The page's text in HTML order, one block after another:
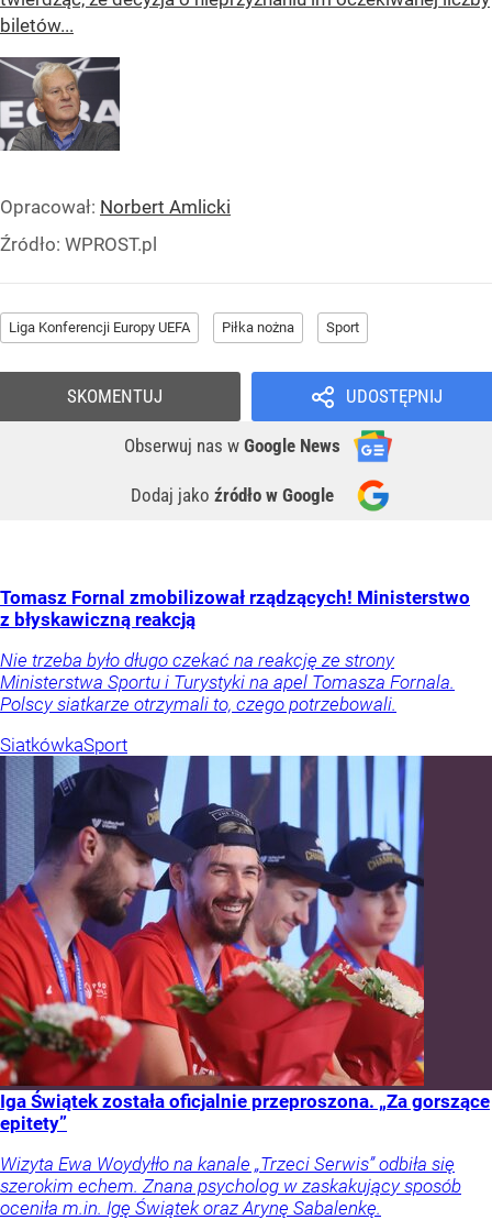
biletów...
Opracował: Norbert Amlicki
Źródło: WPROST.pl
Liga Konferencji Europy UEFA Piłka nożna Sport
UDOSTĘPNIJ
Obserwuj nas w Google News
Dodaj jako źródło w Google
SKOMENTUJ
Tomasz Fornal zmobilizował rządzących! Ministerstwo
z błyskawiczną reakcją
Nie trzeba było długo czekać na reakcję ze strony
Ministerstwa Sportu i Turystyki na apel Tomasza Fornala.
Polscy siatkarze otrzymali to, czego potrzebowali.
SiatkówkaSport
Iga Świątek została oficjalnie przeproszona. „Za gorszące
epitety”
Wizyta Ewa Woydyłło na kanale „Trzeci Serwis” odbiła się
szerokim echem. Znana psycholog w zaskakujący sposób
oceniła m.in. Igę Świątek oraz Arynę Sabalenkę.